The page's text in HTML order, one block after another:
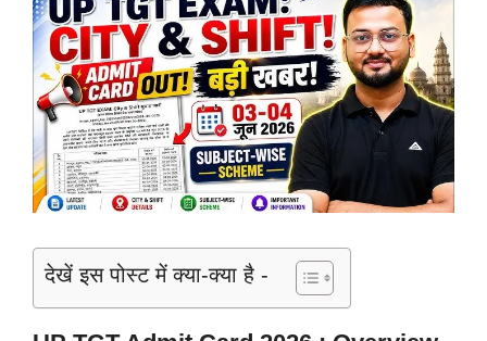
देखें इस पोस्ट में क्या-क्या है -